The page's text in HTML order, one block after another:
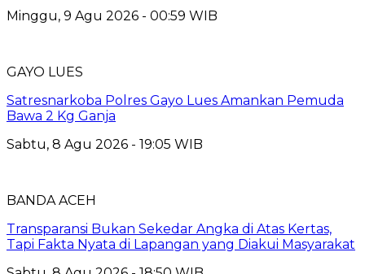
Minggu, 9 Agu 2026 - 00:59 WIB
GAYO LUES
Satresnarkoba Polres Gayo Lues Amankan Pemuda
Bawa 2 Kg Ganja
Sabtu, 8 Agu 2026 - 19:05 WIB
BANDA ACEH
Transparansi Bukan Sekedar Angka di Atas Kertas,
Tapi Fakta Nyata di Lapangan yang Diakui Masyarakat